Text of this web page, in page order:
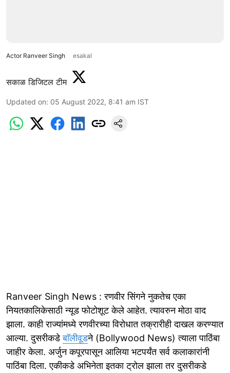
Actor Ranveer Singh esakal
सकाळ डिजिटल टीम
Updated on: 05 August 2022, 8:41 am IST
Ranveer Singh News : रणवीर सिंगने नुकतेच एका
नियतकालिकेसाठी न्यूड फोटोशूट केले आहेत. त्यावरुन मोठा वाद
झाला. काही राज्यांमध्ये रणवीरच्या विरोधात तक्रारीही दाखल करण्यात
आल्या. दुसरीकडेबाॅलीवूडने (Bollywood News) त्याला पाठिंबा
जाहीर केला. अर्जुन कपूरपासून आलिया भटपर्यंत सर्व कलाकारांनी
पाठिंबा दिला. एकीकडे अभिनेता इतका ट्रोल झाला तर दुसरीकडे